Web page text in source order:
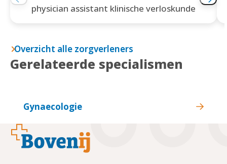
physician assistant klinische verloskunde
Overzicht alle zorgverleners
Gerelateerde specialismen
Gynaecologie
Footer